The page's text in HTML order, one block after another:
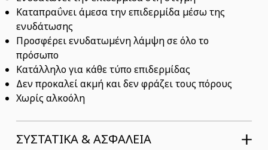
Καταπραΰνει άμεσα την επιδερμίδα μέσω της
ενυδάτωσης
Προσφέρει ενυδατωμένη λάμψη σε όλο το
πρόσωπο
Κατάλληλο για κάθε τύπο επιδερμίδας
Δεν προκαλεί ακμή και δεν φράζει τους πόρους
Χωρίς αλκοόλη
ΣΥΣΤΑΤΙΚΆ & ΑΣΦΆΛΕΙΑ